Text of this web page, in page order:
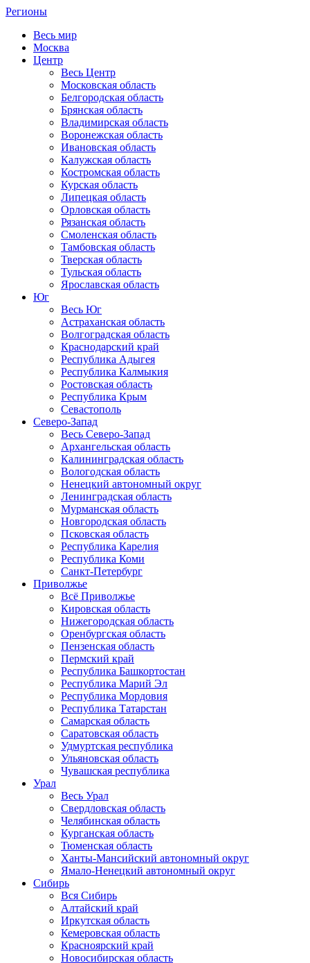
Регионы
Весь мир
Москва
Центр
Весь Центр
Московская область
Белгородская область
Брянская область
Владимирская область
Воронежская область
Ивановская область
Калужская область
Костромская область
Курская область
Липецкая область
Орловская область
Рязанская область
Смоленская область
Тамбовская область
Тверская область
Тульская область
Ярославская область
Юг
Весь Юг
Астраханская область
Волгоградская область
Краснодарский край
Республика Адыгея
Республика Калмыкия
Ростовская область
Республика Крым
Севастополь
Северо-Запад
Весь Северо-Запад
Архангельская область
Калининградская область
Вологодская область
Ненецкий автономный округ
Ленинградская область
Мурманская область
Новгородская область
Псковская область
Республика Карелия
Республика Коми
Санкт-Петербург
Приволжье
Всё Приволжье
Кировская область
Нижегородская область
Оренбургская область
Пензенская область
Пермский край
Республика Башкортостан
Республика Марий Эл
Республика Мордовия
Республика Татарстан
Самарская область
Саратовская область
Удмуртская республика
Ульяновская область
Чувашская республика
Урал
Весь Урал
Свердловская область
Челябинская область
Курганская область
Тюменская область
Ханты-Мансийский автономный округ
Ямало-Ненецкий автономный округ
Сибирь
Вся Сибирь
Алтайский край
Иркутская область
Кемеровская область
Красноярский край
Новосибирская область